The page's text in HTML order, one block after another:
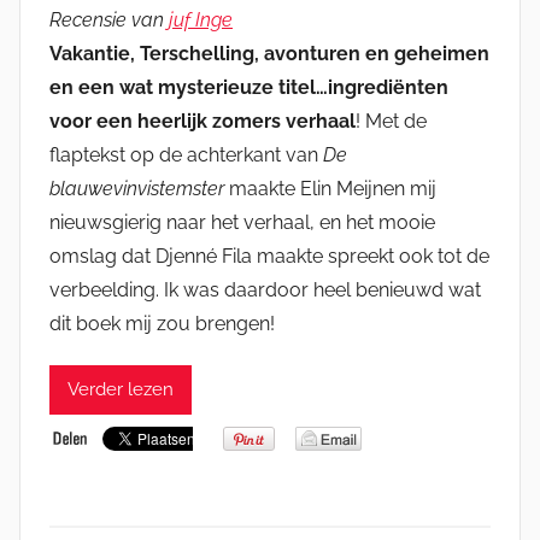
Recensie van juf Inge
Vakantie, Terschelling, avonturen en geheimen
en een wat mysterieuze titel…ingrediënten
voor een heerlijk zomers verhaal! Met de
flaptekst op de achterkant van De
blauwevinvistemstermaakte Elin Meijnen mij
nieuwsgierig naar het verhaal, en het mooie
omslag dat Djenné Fila maakte spreekt ook tot de
verbeelding. Ik was daardoor heel benieuwd wat
dit boek mij zou brengen!
Verder lezen